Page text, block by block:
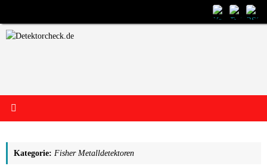
springen
Kategorie: Fisher Metalldetektoren